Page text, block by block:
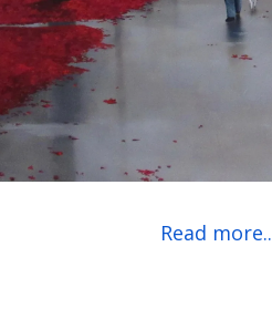
Read more..